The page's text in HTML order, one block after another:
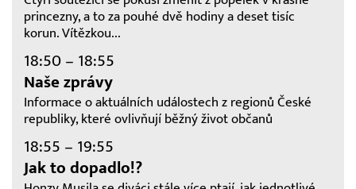
princezny, a to za pouhé dvě hodiny a deset tisíc
korun. Vítězkou...
18:50 – 18:55
Naše zprávy
Informace o aktuálních událostech z regionů České
republiky, které ovlivňují běžný život občanů
18:55 – 19:55
Jak to dopadlo!?